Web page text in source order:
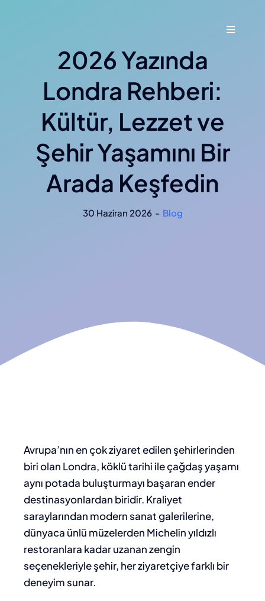
Toggle
2026 Yazında
Londra Rehberi:
Kültür, Lezzet ve
Şehir Yaşamını Bir
Arada Keşfedin
30 Haziran 2026 - Blog
Avrupa’nın en çok ziyaret edilen şehirlerinden
biri olan Londra, köklü tarihi ile çağdaş yaşamı
aynı potada buluşturmayı başaran ender
destinasyonlardan biridir. Kraliyet
saraylarından modern sanat galerilerine,
dünyaca ünlü müzelerden Michelin yıldızlı
restoranlara kadar uzanan zengin
seçenekleriyle şehir, her ziyaretçiye farklı bir
deneyim sunar.